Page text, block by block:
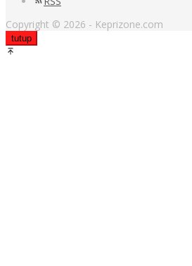
Copyright © 2026 - Keprizone.com
tutup